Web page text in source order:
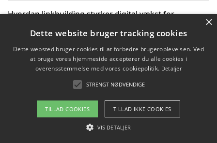
Hvordan linkbuilding styrker digital vækst for
Sådan har udviklingen inden for genbrug af elektronik
ændret sig
Copyright 2026 - Pilanto Aps
Om / kontakt
×
Dette website bruger tracking cookies
Dette websted bruger cookies til at forbedre brugeroplevelsen. Ved
at bruge vores hjemmeside accepterer du alle cookies i
overensstemmelse med vores cookiepolitik. Detaljer
STRENGT NØDVENDIGE
TILLAD COOKIES TILLAD IKKE COOKIES
VIS DETALJER